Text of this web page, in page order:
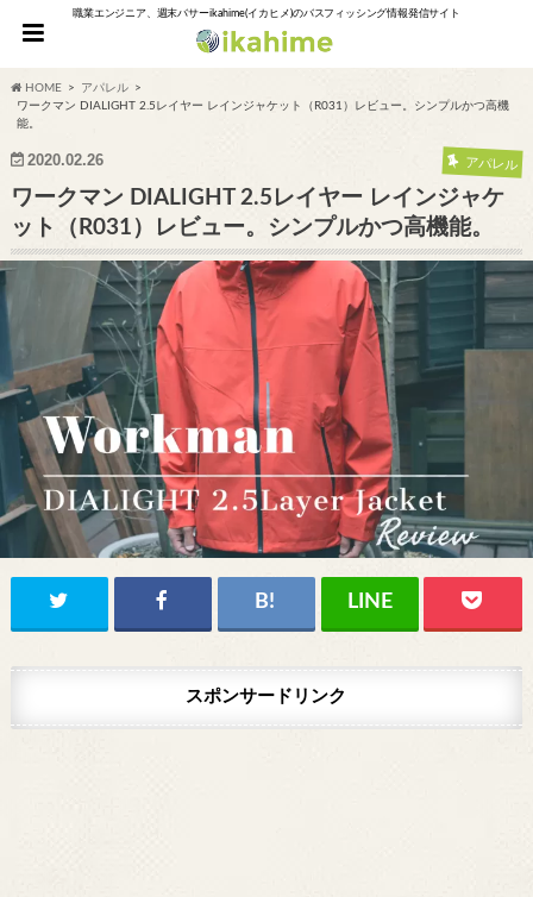
職業エンジニア、週末バサーikahime(イカヒメ)のバスフィッシング情報発信サイト
HOME
アパレル
ワークマン DIALIGHT 2.5レイヤー レインジャケット（R031）レビュー。シンプルかつ高機
能。
2020.02.26 アパレル
ワークマン DIALIGHT 2.5レイヤー レインジャケ
ット（R031）レビュー。シンプルかつ高機能。
スポンサードリンク